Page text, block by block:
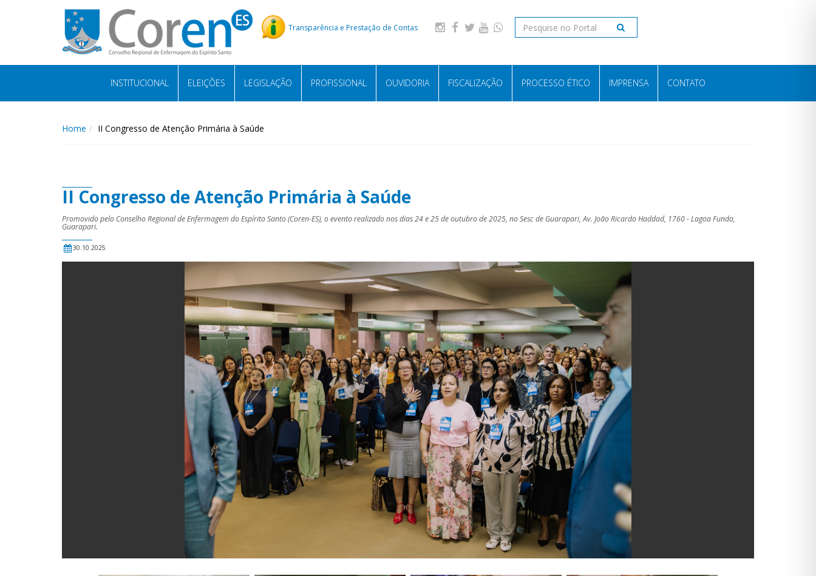
Transparência e Prestação de Contas
INSTITUCIONAL ELEIÇÕES LEGISLAÇÃO PROFISSIONAL OUVIDORIA FISCALIZAÇÃO PROCESSO ÉTICO IMPRENSA CONTATO
Home II Congresso de Atenção Primária à Saúde
II Congresso de Atenção Primária à Saúde
Promovido pelo Conselho Regional de Enfermagem do Espírito Santo (Coren-ES), o evento realizado nos dias 24 e 25 de outubro de 2025, no Sesc de Guarapari, Av. João Ricardo Haddad, 1760 - Lagoa Funda,
Guarapari.
30.10.2025